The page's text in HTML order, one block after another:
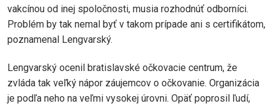
vakcínou od inej spoločnosti, musia rozhodnúť odborníci.
Problém by tak nemal byť v takom prípade ani s certifikátom,
poznamenal Lengvarský.
Lengvarský ocenil bratislavské očkovacie centrum, že
zvláda tak veľký nápor záujemcov o očkovanie. Organizácia
je podľa neho na veľmi vysokej úrovni. Opäť poprosil ľudí,